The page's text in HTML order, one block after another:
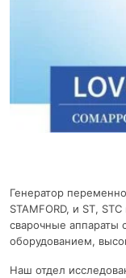
Генератор
STAMFORD, и ST,
сварочные аппараты
оборудованием,
Наш отдел